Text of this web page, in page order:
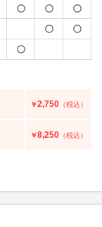
￥2,750 （税込）
￥8,250 （税込）